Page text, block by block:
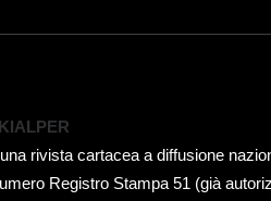
rivista cartacea a diffusione
Registro Stampa 51 (già